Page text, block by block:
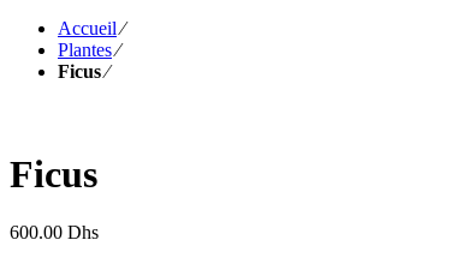
Accueil⁄
Plantes⁄
Ficus⁄
Ficus
600.00 Dhs